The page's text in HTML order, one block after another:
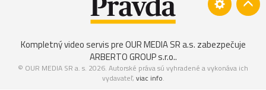
Kompletný video servis pre OUR MEDIA SR a.s. zabezpečuje
ARBERTO GROUP s.r.o..
© OUR MEDIA SR a. s. 2026. Autorské práva sú vyhradené a vykonáva ich
vydavateľ, viac info.